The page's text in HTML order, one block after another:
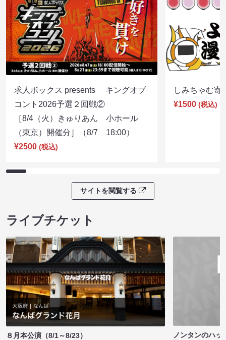
求人ボックス presents キングオブ
コント2026予選２回戦②
［8/4（火）きゅりあん 小ホール
（東京）開催分］（8/7 18:00）
¥2500 (税込)
しみちゃむ
¥1500 (税込)
サイトを閲覧する
ライブチケット
８月本公演（8/1～8/23）
ノンタンのハッ